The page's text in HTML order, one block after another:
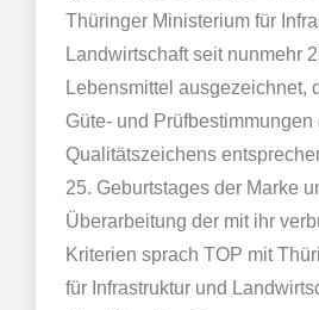
Thüringer Ministerium für
Landwirtschaft seit nunmehr
Lebensmittel ausgezeichnet,
Güte- und
Qualitätszeichens
25. Geburtstages der Marke
Überarbeitung der mit ihr
Kriterien sprach TOP mit
für Infrastruktur und